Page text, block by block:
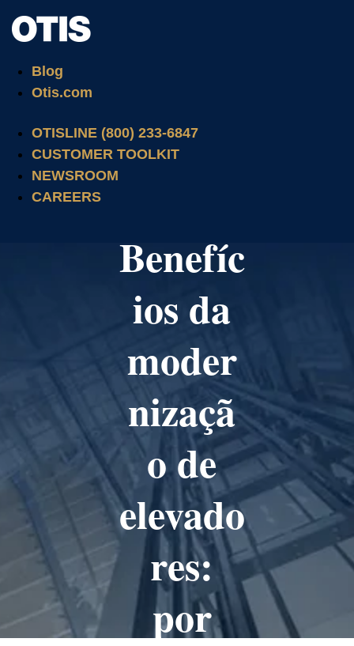
Blog
Otis.com
OTISLINE (800) 233-6847
CUSTOMER TOOLKIT
NEWSROOM
CAREERS
Benefíc
ios da
moder
nizaçã
o de
elevado
res:
por